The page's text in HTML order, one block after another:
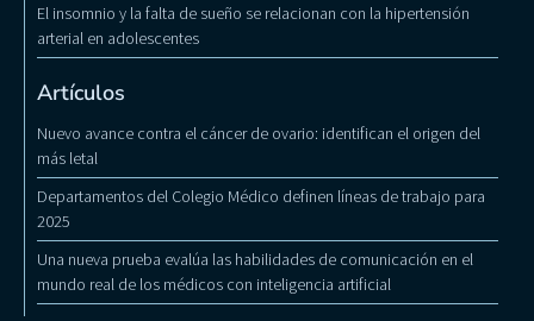
El insomnio y la falta de sueño se relacionan con la hipertensión
arterial en adolescentes
Artículos
Nuevo avance contra el cáncer de ovario: identifican el origen del
más letal
Departamentos del Colegio Médico definen líneas de trabajo para
2025
Una nueva prueba evalúa las habilidades de comunicación en el
mundo real de los médicos con inteligencia artificial